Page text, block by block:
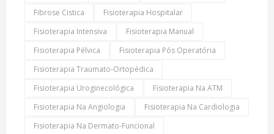
Fibrose Cistica
Fisioterapia Hospitalar
Fisioterapia Intensiva
Fisioterapia Manual
Fisioterapia Pélvica
Fisioterapia Pós Operatória
Fisioterapia Traumato-Ortopédica
Fisioterapia Uroginecológica
Fisioterapia Na ATM
Fisioterapia Na Angiologia
Fisioterapia Na Cardiologia
Fisioterapia Na Dermato-Funcional